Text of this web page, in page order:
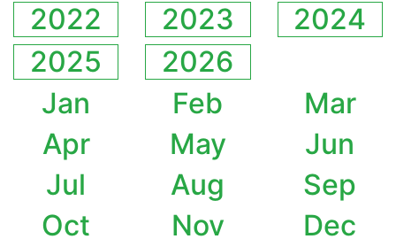
2022
2023
2024
2025
2026
Jan
Feb
Mar
Apr
May
Jun
Jul
Aug
Sep
Oct
Nov Dec